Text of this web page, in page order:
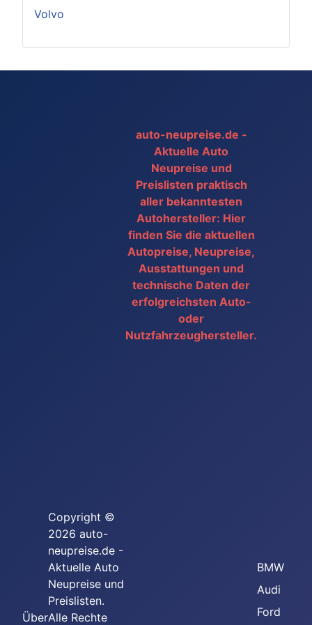
Volvo
Über
Copyright ©
2026 auto-
neupreise.de -
Aktuelle Auto
Neupreise und
Preislisten.
Alle Rechte
auto-neupreise.de -
Aktuelle Auto
Neupreise und
Preislisten praktisch
aller bekanntesten
Autohersteller: Hier
finden Sie die aktuellen
Autopreise, Neupreise,
Ausstattungen und
technische Daten der
erfolgreichsten Auto-
oder
Nutzfahrzeughersteller.
BMW
Audi
Ford